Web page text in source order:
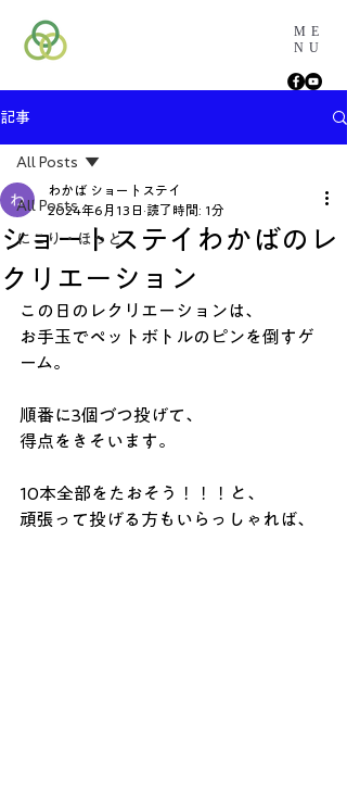
ME
NU
記事
All Posts
にこり・ほっと
All Posts
ショートステイわかばのレ
クリエーション
わかば ショートステイ
2024年6月13日 読了時間: 1分
この日のレクリエーションは、
お手玉でペットボトルのピンを倒すゲ
ーム。
順番に3個づつ投げて、
得点をきそいます。
10本全部をたおそう！！！と、
頑張って投げる方もいらっしゃれば、